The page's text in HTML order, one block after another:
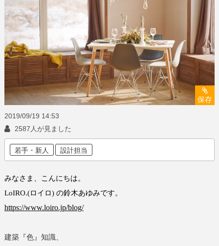
保存
2019/09/19 14:53
2587人が見ました
若手・新人 設計担当
みなさま、こんにちは。
LoIRO.(ロイロ) の鈴木あゆみです。
https://www.loiro.jp/blog/
建築『色』知識、